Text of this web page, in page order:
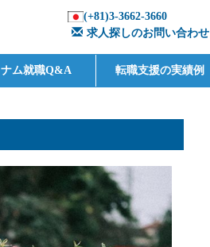
(+81)3-3662-3660
求人探しのお問い合わせ
ム就職Q&A 転職支援の実績例